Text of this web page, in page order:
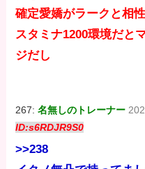
確定愛嬌がラークと相
スタミナ1200環境だと
ジだし
267:名無しのトレーナー
ID:s6RDJR9S0
>>238